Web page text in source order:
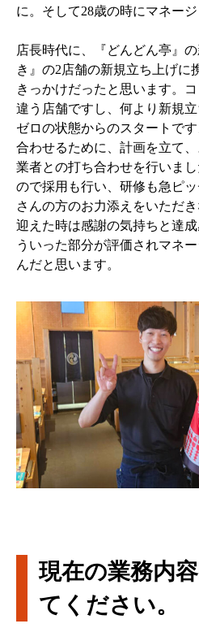
に。そして28歳の時にマネー
店長時代に、『どんどん亭』
き』の2店舗の新規立ち上げに
きっかけだったと思います。
違う店舗ですし、何より新規
ゼロの状態からのスタートで
合わせるために、計画を立て、
業者との打ち合わせを行いま
ので採用も行い、研修も急ピ
さんの方のお力添えをいただ
迎えた時は感謝の気持ちと達
ういった部分が評価されマネ
んだと思います。
現在の業務内
てください。